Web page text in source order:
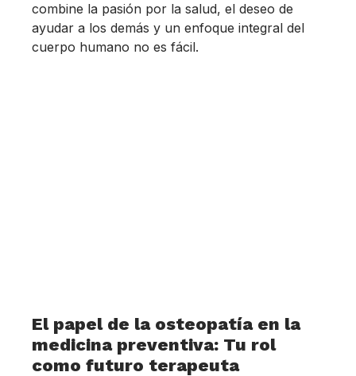
combine la pasión por la salud, el deseo de
ayudar a los demás y un enfoque integral del
cuerpo humano no es fácil.
El papel de la osteopatía en la
medicina preventiva: Tu rol
como futuro terapeuta